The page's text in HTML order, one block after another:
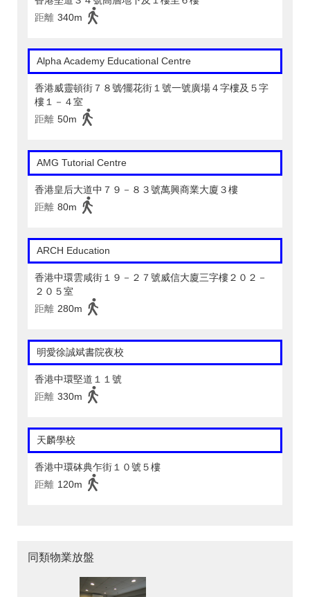
距離 340m
Alpha Academy Educational Centre
香港威靈頓街７８號∕擺花街１號一號廣場４字樓及５字
樓１－４室
距離 50m
AMG Tutorial Centre
香港皇后大道中７９－８３號萬興商業大廈３樓
距離 80m
ARCH Education
香港中環雲咸街１９－２７號威信大廈三字樓２０２－
２０５室
距離 280m
明愛徐誠斌書院夜校
香港中環堅道１１號
距離 330m
天麟學校
香港中環砵典乍街１０號５樓
距離 120m
同類物業放盤